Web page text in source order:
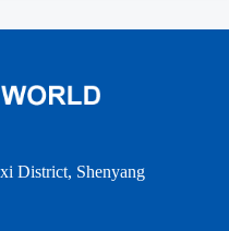
District, Shenyang